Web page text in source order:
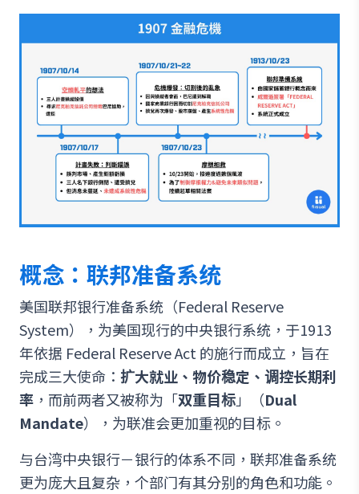
概念：联邦准备系统
美国联邦银行准备系统（Federal Reserve
System），为美国现行的中央银行系统，于1913
年依据 Federal Reserve Act 的施行而成立，旨在
完成三大使命： 扩大就业、物价稳定、调控长期利
率 ，而前两者又被称为「双重目标」（Dual
Mandate），为联准会更加重视的目标。
与台湾中央银行－银行的体系不同，联邦准备系统
更为庞大且复杂，个部门有其分别的角色和功能。